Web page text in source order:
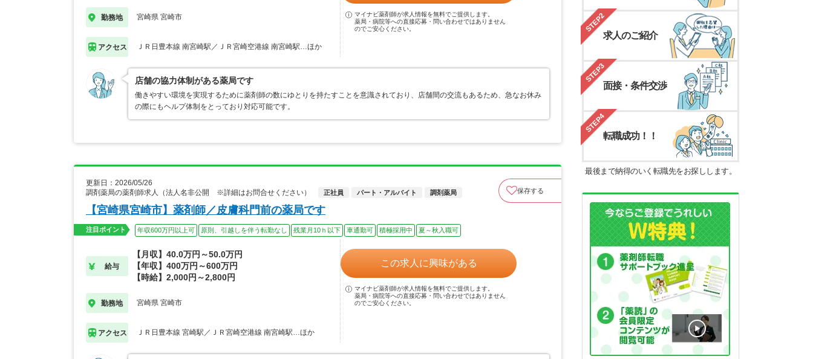
勤務地 宮崎県 宮崎市
アクセス ＪＲ日豊本線 南宮崎駅／ＪＲ宮崎空港線 南宮崎駅…ほか
マイナビ薬剤師が求人情報を無料でご提供します。
薬局・病院等への直接応募・問い合わせではありません
のでご安心ください。
店舗の協力体制がある薬局です
働きやすい環境を実現するために薬剤師の数にゆとりを持たすことを意識されており、店舗間の交流もあるため、急なお休み
の際にもヘルプ体制をとっており対応可能です。
更新日：2026/05/26
調剤薬局の薬剤師求人（法人名非公開 ※詳細はお問合せください）
正社員 パート・アルバイト 調剤薬局 保存する
【宮崎県宮崎市】薬剤師／皮膚科門前の薬局です
注目ポイント 年収600万円以上可 原則、引越しを伴う転勤なし 残業月10ｈ以下 車通勤可 積極採用中 夏～秋入職可
給与
【月収】40.0万円～50.0万円
【年収】400万円～600万円
【時給】2,000円～2,800円
勤務地 宮崎県 宮崎市
アクセス ＪＲ日豊本線 宮崎駅／ＪＲ宮崎空港線 南宮崎駅…ほか
この求人に興味がある
マイナビ薬剤師が求人情報を無料でご提供します。
薬局・病院等への直接応募・問い合わせではありません
のでご安心ください。
STEP2
求人のご紹介
STEP3
面接・条件交渉
STEP4
転職成功！！
最後まで納得のいく転職先をお探しします。